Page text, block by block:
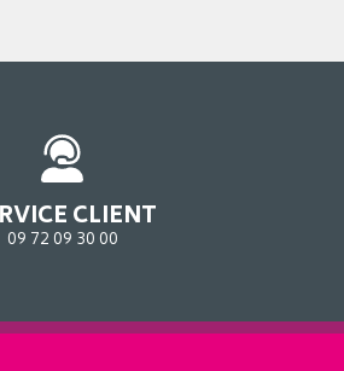
CLIENT
09 72 09 30 00